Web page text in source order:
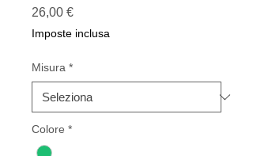
26,00 €Prezzo
Imposte inclusa
Misura *
Colore *